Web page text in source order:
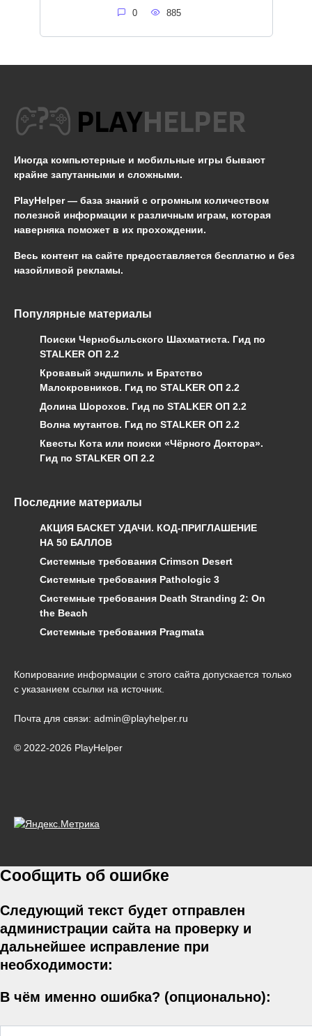
0 885
Иногда компьютерные и мобильные игры бывают
крайне запутанными и сложными.
PlayHelper — база знаний с огромным количеством
полезной информации к различным играм, которая
наверняка поможет в их прохождении.
Весь контент на сайте предоставляется бесплатно и без
назойливой рекламы.
Популярные материалы
Поиски Чернобыльского Шахматиста. Гид по
STALKER ОП 2.2
Кровавый эндшпиль и Братство
Малокровников. Гид по STALKER ОП 2.2
Долина Шорохов. Гид по STALKER ОП 2.2
Волна мутантов. Гид по STALKER ОП 2.2
Квесты Кота или поиски «Чёрного Доктора».
Гид по STALKER ОП 2.2
Последние материалы
АКЦИЯ БАСКЕТ УДАЧИ. КОД-ПРИГЛАШЕНИЕ
НА 50 БАЛЛОВ
Системные требования Crimson Desert
Системные требования Pathologic 3
Системные требования Death Stranding 2: On
the Beach
Системные требования Pragmata
Копирование информации с этого сайта допускается только
с указанием ссылки на источник.
Почта для связи: admin@playhelper.ru
© 2022-2026 PlayHelper
Сообщить об ошибке
Следующий текст будет отправлен
администрации сайта на проверку и
дальнейшее исправление при
необходимости:
В чём именно ошибка? (опционально):